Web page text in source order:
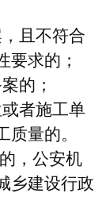
且不符合
要求的；
的；
者施工单
量的。
，公安机
乡建设行政